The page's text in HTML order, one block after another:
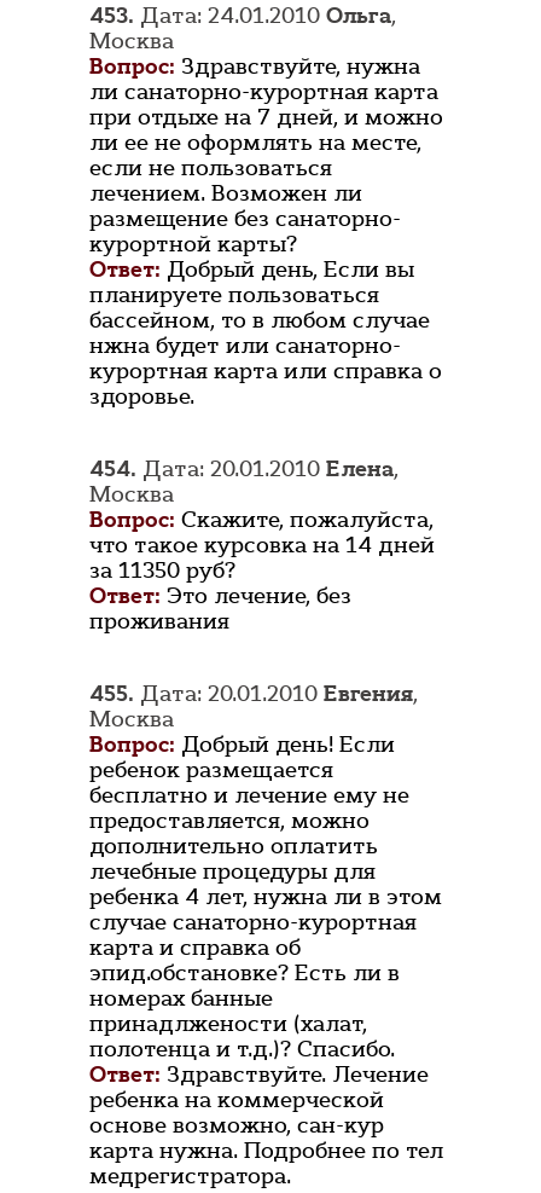
453. Дата: 24.01.2010 Ольга,
Москва
Вопрос: Здравствуйте, нужна
ли санаторно-курортная карта
при отдыхе на 7 дней, и можно
ли ее не оформлять на месте,
если не пользоваться
лечением. Возможен ли
размещение без санаторно-
курортной карты?
Ответ: Добрый день, Если вы
планируете пользоваться
бассейном, то в любом случае
нжна будет или санаторно-
курортная карта или справка о
здоровье.
454. Дата: 20.01.2010 Елена,
Москва
Вопрос: Скажите, пожалуйста,
что такое курсовка на 14 дней
за 11350 руб?
Ответ: Это лечение, без
проживания
455. Дата: 20.01.2010 Евгения,
Москва
Вопрос: Добрый день! Если
ребенок размещается
бесплатно и лечение ему не
предоставляется, можно
дополнительно оплатить
лечебные процедуры для
ребенка 4 лет, нужна ли в этом
случае санаторно-курортная
карта и справка об
эпид.обстановке? Есть ли в
номерах банные
принадлжености (халат,
полотенца и т.д.)? Спасибо.
Ответ: Здравствуйте. Лечение
ребенка на коммерческой
основе возможно, сан-кур
карта нужна. Подробнее по тел
медрегистратора.